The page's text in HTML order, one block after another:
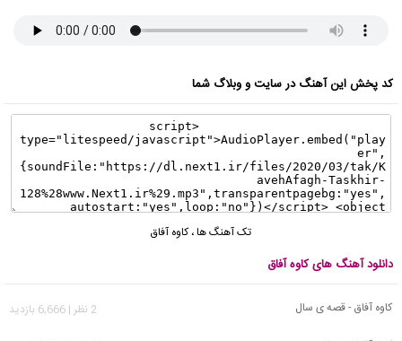
کد پخش این آهنگ در سایت و وبلاگ شما
تک آهنگ ها،کاوه آفاق
دانلود آهنگ های کاوه آفاق
کاوه آفاق - قصه ی سال
2 نظر | 6,666 بازدید